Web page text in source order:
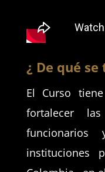
¿ De qué
El Curso
fortalecer
instituciones